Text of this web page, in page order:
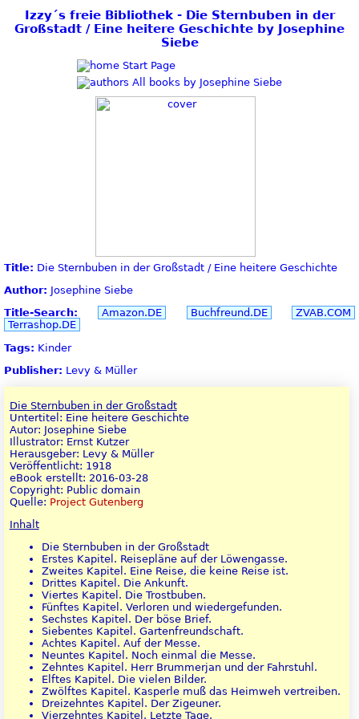
Izzy´s freie Bibliothek - Die Sternbuben in der
Großstadt / Eine heitere Geschichte by Josephine
Siebe
Start Page
All books by Josephine Siebe
Title: Die Sternbuben in der Großstadt / Eine heitere Geschichte
Author: Josephine Siebe
Title-Search:
Amazon.DE Buchfreund.DE
ZVAB.COM
Terrashop.DE
Tags: Kinder
Publisher: Levy & Müller
Die Sternbuben in der Großstadt
Untertitel: Eine heitere Geschichte
Autor: Josephine Siebe
Illustrator: Ernst Kutzer
Herausgeber: Levy & Müller
Veröffentlicht: 1918
eBook erstellt: 2016-03-28
Copyright: Public domain
Quelle: Project Gutenberg
Inhalt
Die Sternbuben in der Großstadt
Erstes Kapitel. Reisepläne auf der Löwengasse.
Zweites Kapitel. Eine Reise, die keine Reise ist.
Drittes Kapitel. Die Ankunft.
Viertes Kapitel. Die Trostbuben.
Fünftes Kapitel. Verloren und wiedergefunden.
Sechstes Kapitel. Der böse Brief.
Siebentes Kapitel. Gartenfreundschaft.
Achtes Kapitel. Auf der Messe.
Neuntes Kapitel. Noch einmal die Messe.
Zehntes Kapitel. Herr Brummerjan und der Fahrstuhl.
Elftes Kapitel. Die vielen Bilder.
Zwölftes Kapitel. Kasperle muß das Heimweh vertreiben.
Dreizehntes Kapitel. Der Zigeuner.
Vierzehntes Kapitel. Letzte Tage.